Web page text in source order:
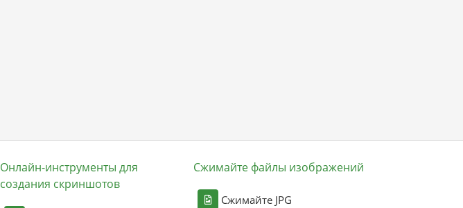
Онлайн-инструменты для
создания скриншотов
Сжимайте файлы изображений
Сжимайте JPG